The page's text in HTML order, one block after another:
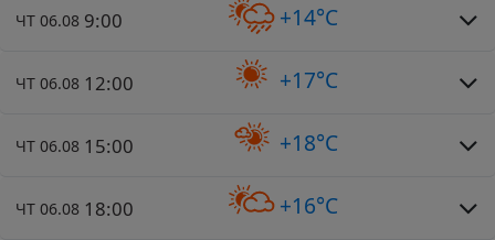
ЧТ 06.08 9:00 +14°C
ЧТ 06.08 12:00 +17°C
ЧТ 06.08 15:00 +18°C
ЧТ 06.08 18:00 +16°C